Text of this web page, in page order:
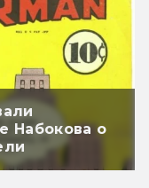
Набокова о